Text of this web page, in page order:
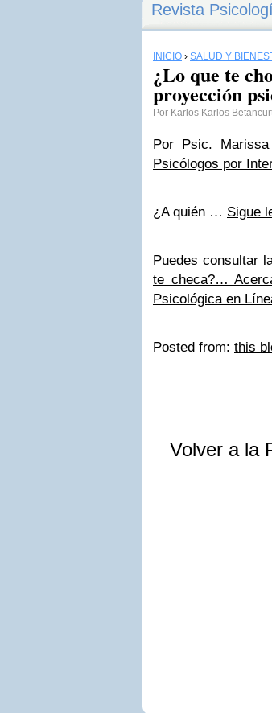
Revista
INICIO › SALUD Y
¿Lo que te
proyección
Por Karlos Karlos
Por Psic.
Psicólogos por
¿A quién … Sigue
Puedes consultar
te checa?…
Psicológica en
Posted from: this
Volver a la